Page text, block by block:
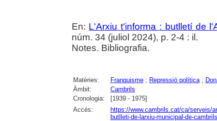
En: L'Arxiu t'informa : butlletí de
núm. 34 (juliol 2024), p. 2-4 : il.
Notes. Bibliografia.
Matèries: Franquisme; Repressió política;
Àmbit:
Cambrils
Cronologia:
[1939 - 1975]
Accés:
https://www.cambrils.cat/ca/serveis/
butlleti-de-larxiu-municipal-de-